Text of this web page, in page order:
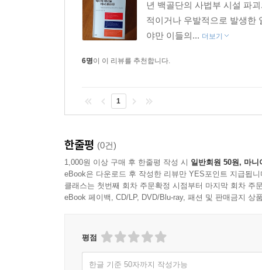
년 백골단의 사법부 시설 파
적이거나 우발적으로 발생한
야만 이들의... 더보기
6명이 이 리뷰를 추천합니다.
1
한줄평 (0건)
1,000원 이상 구매 후 한줄평 작성 시 일반회원 50원, 마니
eBook은 다운로드 후 작성한 리뷰만 YES포인트 지급됩니
클래스는 첫번째 회차 주문확정 시점부터 마지막 회차 주
eBook 페이백, CD/LP, DVD/Blu-ray, 패션 및 판매금지 상
평점
한글 기준 50자까지 작성가능